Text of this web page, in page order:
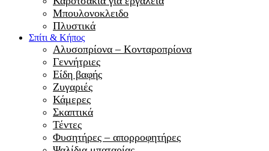
Μπουλονοκλειδο
Πλυστικά
Σπίτι & Κήπος
Αλυσοπρίονα – Κονταροπρίονα
Γεννήτριες
Είδη βαφής
Ζυγαριές
Κάμερες
Σκαπτικά
Τέντες
Φυσητήρες – απορροφητήρες